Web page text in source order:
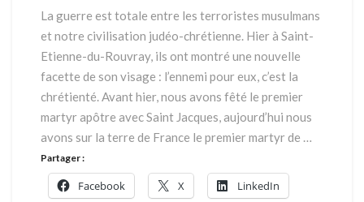
Etienne-
du-
Rouvray
La guerre est totale entre les terroristes musulmans
et notre civilisation judéo-chrétienne. Hier à Saint-
Etienne-du-Rouvray, ils ont montré une nouvelle
facette de son visage : l’ennemi pour eux, c’est la
chrétienté. Avant hier, nous avons fêté le premier
martyr apôtre avec Saint Jacques, aujourd’hui nous
avons sur la terre de France le premier martyr de …
Partager :
Facebook X LinkedIn